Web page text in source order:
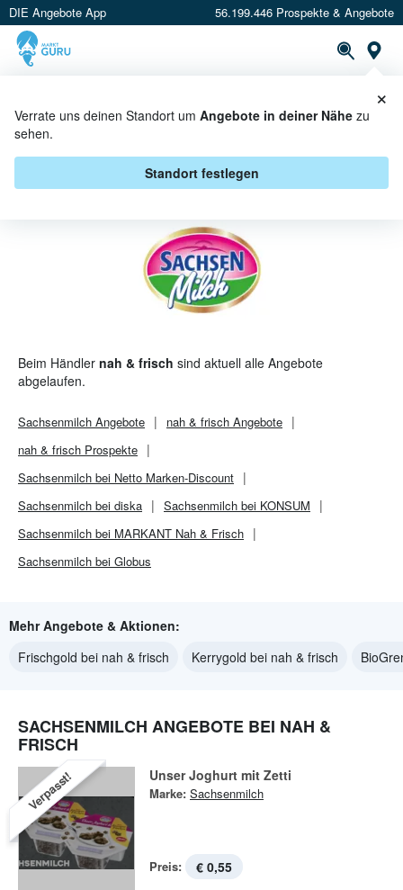
DIE Angebote App 56.199.446 Prospekte & Angebote
Verrate uns deinen Standort um Angebote in deiner Nähe zu
sehen.
Standort festlegen
×
SACHSENMILCH BEI NAH &
FRISCH - ANGEBOTE & AKTIONEN
Beim Händler nah & frisch sind aktuell alle Angebote
abgelaufen.
Sachsenmilch Angebote nah & frisch Angebote
nah & frisch Prospekte
Sachsenmilch bei Netto Marken-Discount
Sachsenmilch bei diska
Sachsenmilch bei KONSUM
Sachsenmilch bei MARKANT Nah & Frisch
Sachsenmilch bei Globus
Mehr Angebote & Aktionen:
Frischgold bei nah & frisch
Kerrygold bei nah & frisch
SACHSENMILCH ANGEBOTE BEI NAH &
FRISCH
Verpasst! Unser Joghurt mit Zetti
Marke: Sachsenmilch
Preis: € 0,55